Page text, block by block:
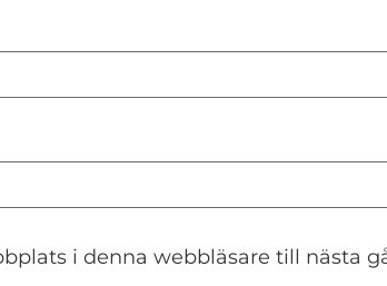
i denna webbläsare till nästa